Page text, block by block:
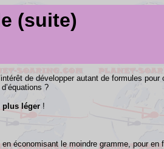
(suite)
de développer autant de formules
?
plus léger !
économisant le moindre gramme, pour